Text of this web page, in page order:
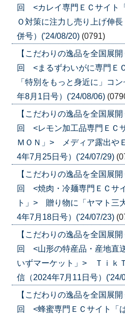
回 <カレイ専門ＥＣサイト
Ｏ対策に注力し売り上げ伸
併号）('24/08/20) (0791)
【こだわりの逸品を全国展
回 <まるずわいがに専門Ｅ
「特別をもっと身近に」コ
年8月1日号）('24/08/06)
【こだわりの逸品を全国展
回 <レモン加工品専門ＥＣ
ＭＯＮ」> メディア露出や
4年7月25日号）('24/07/29)
【こだわりの逸品を全国展
回 <焼肉・冷麺専門ＥＣサ
ト」> 贈り物に「ヤマト三
4年7月18日号）('24/07/23)
【こだわりの逸品を全国展
回 <山形の特産品・産地直
いずマーケット」> Ｔｉｋ
信（2024年7月11日号）('24/
【こだわりの逸品を全国展
回 <蜂蜜専門ＥＣサイト「